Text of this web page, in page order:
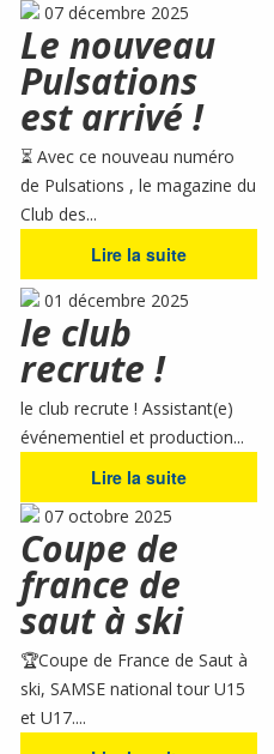
07 décembre 2025
Le nouveau
Pulsations
est arrivé !
⏳ Avec ce nouveau numéro
de Pulsations , le magazine du
Club des...
Lire la suite
01 décembre 2025
le club
recrute !
le club recrute ! Assistant(e)
événementiel et production...
Lire la suite
07 octobre 2025
Coupe de
france de
saut à ski
🏆Coupe de France de Saut à
ski, SAMSE national tour U15
et U17....